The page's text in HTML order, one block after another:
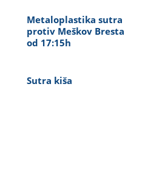
Metaloplastika sutra
protiv Meškov Bresta
od 17:15h
Sutra kiša